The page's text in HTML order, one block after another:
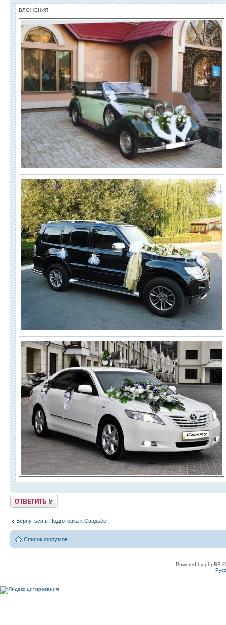
ВЛОЖЕНИЯ
Ответить
Вернуться в Подготовка к Свадьбе
Список форумов
Powered by phpBB